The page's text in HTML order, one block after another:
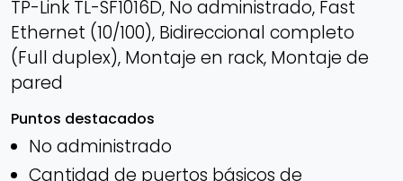
TP-Link TL-SF1016D, No administrado, Fast
Ethernet (10/100), Bidireccional completo
(Full duplex), Montaje en rack, Montaje de
pared
Puntos destacados
No administrado
Cantidad de puertos básicos de